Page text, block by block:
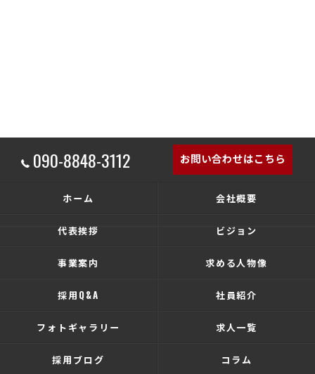
090-8848-3112 お問い合わせはこちら
ホーム 会社概要
代表挨拶 ビジョン
事業案内 求める人物像
採用Q&A 社員紹介
フォトギャラリー 求人一覧
採用ブログ コラム